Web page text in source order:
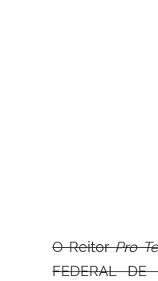
O ReitorPro
FEDERAL DE